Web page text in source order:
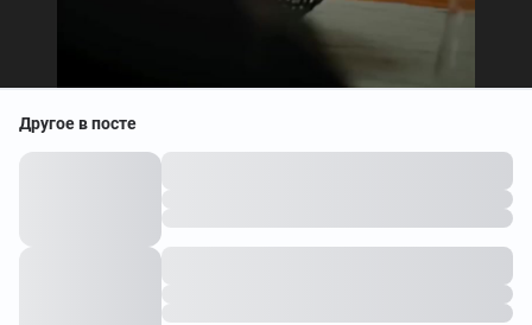
Другое в посте